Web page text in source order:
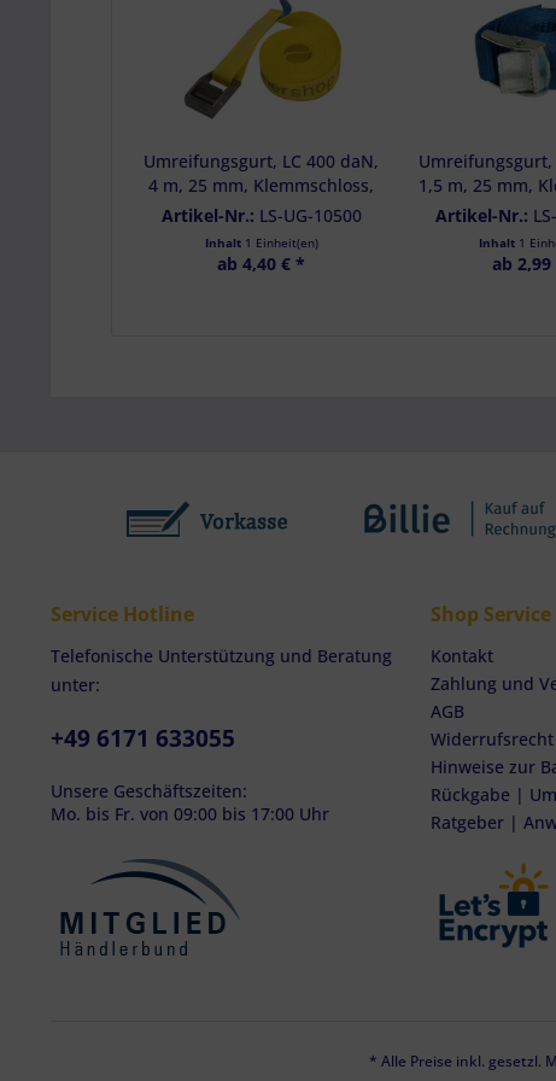
Umreifungsgurt, LC 400 daN,
4 m, 25 mm, Klemmschloss,
Werbegurt
www.kuriershop.de
Artikel-Nr.: LS-UG-10500
Inhalt 1 Einheit(en)
ab 4,40 € *
Umreifungsgurt,
1,5 m, 25 mm,
Artikel-Nr.:
Inhalt 1
ab
Service Hotline
Telefonische Unterstützung und Beratung
unter:
+49 6171 633055
Unsere Geschäftszeiten:
Mo. bis Fr. von 09:00 bis 17:00 Uhr
Shop Service
Kontakt
Zahlung und
AGB
Widerrufsrecht
Hinweise zur
Rückgabe |
Ratgeber |
* Alle Preise inkl. gesetzl.